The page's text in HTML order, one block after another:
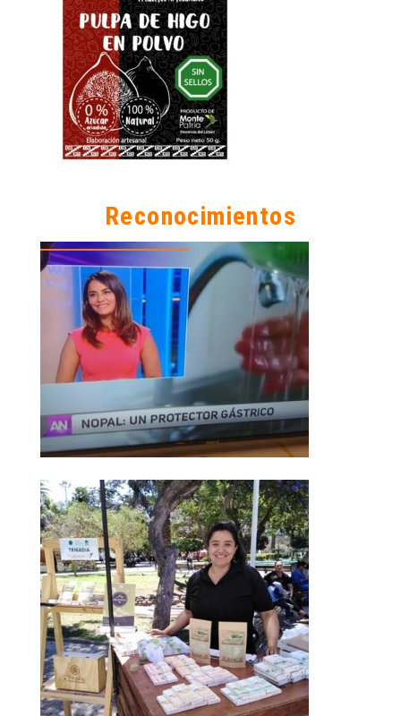
Reconocimientos